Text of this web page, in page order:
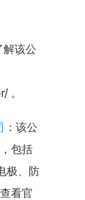
解该公
。
：该公
包括
极、防
看官